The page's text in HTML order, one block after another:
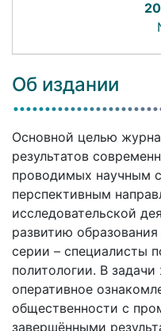
Об издании
Основной целью
результатов
проводимых научным
перспективным
исследовательской
развитию
серии – специалисты
политологии. В
оперативное
общественности с
завершёнными